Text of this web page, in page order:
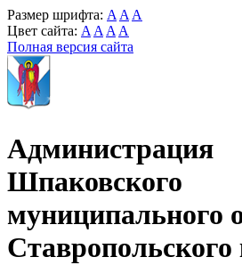
Размер шрифта: A A A
Цвет сайта: A A A A
Полная версия сайта
Администрация
Шпаковского
муниципального
Ставропольского